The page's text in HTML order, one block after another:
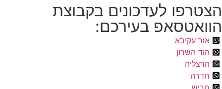
הצטרפו לעדכונים בקבוצת
הוואטסאפ בעירכם:
אור עקיבא
הוד השרון
הרצליה
חדרה